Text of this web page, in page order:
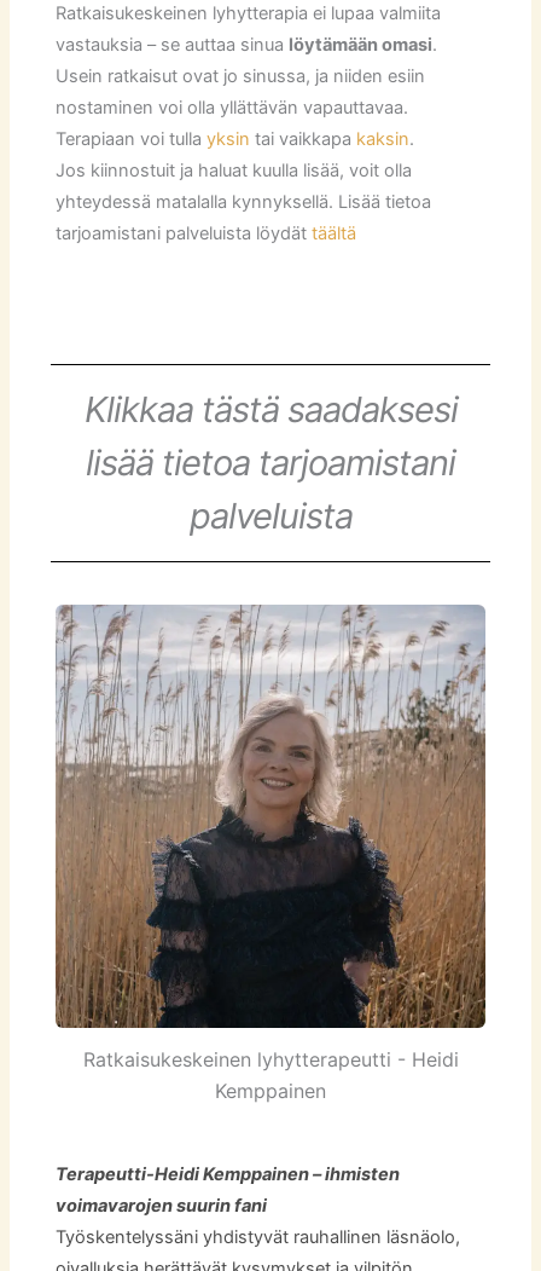
Ratkaisukeskeinen lyhytterapia ei lupaa valmiita
vastauksia – se auttaa sinua löytämään omasi.
Usein ratkaisut ovat jo sinussa, ja niiden esiin
nostaminen voi olla yllättävän vapauttavaa.
Terapiaan voi tullayksin tai vaikkapa kaksin.
Jos kiinnostuit ja haluat kuulla lisää, voit olla
yhteydessä matalalla kynnyksellä. Lisää tietoa
tarjoamistani palveluista löydättäältä
Klikkaa tästä saadaksesi
lisää tietoa tarjoamistani
palveluista
Terapeutti-Heidi Kemppainen – ihmisten
voimavarojen suurin fani
Työskentelyssäni yhdistyvät rauhallinen läsnäolo,
Ratkaisukeskeinen lyhytterapeutti - Heidi
Kemppainen